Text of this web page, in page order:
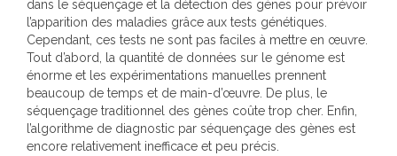
dans le séquençage et la détection des gènes pour prévoir
l’apparition des maladies grâce aux tests génétiques.
Cependant, ces tests ne sont pas faciles à mettre en œuvre.
Tout d’abord, la quantité de données sur le génome est
énorme et les expérimentations manuelles prennent
beaucoup de temps et de main-d’œuvre. De plus, le
séquençage traditionnel des gènes coûte trop cher. Enfin,
l’algorithme de diagnostic par séquençage des gènes est
encore relativement inefficace et peu précis.